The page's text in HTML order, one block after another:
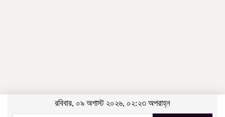
রবিবার, ০৯ অগাস্ট ২০২৬, ০২:২৩ অপরাহ্ন